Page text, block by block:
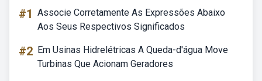
#1 Associe Corretamente As Expressões Abaixo
Aos Seus Respectivos Significados
#2 Em Usinas Hidrelétricas A Queda-d'água Move
Turbinas Que Acionam Geradores